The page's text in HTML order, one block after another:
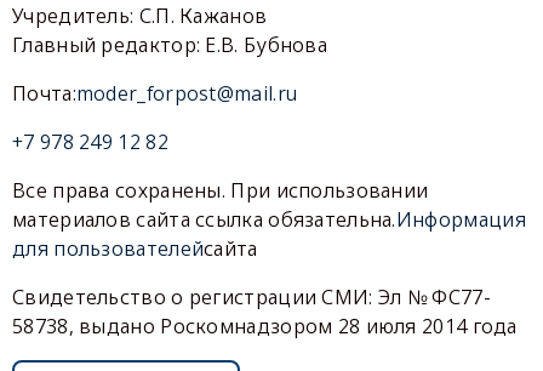
Учредитель: С.П. Кажанов
Главный редактор: Е.В. Бубнова
Почта:moder_forpost@mail.ru
+7 978 249 12 82
Все права сохранены. При использовании
материалов сайта ссылка обязательна.Информация
для пользователейсайта
Свидетельство о регистрации СМИ: Эл № ФС77-
58738, выдано Роскомнадзором 28 июля 2014 года